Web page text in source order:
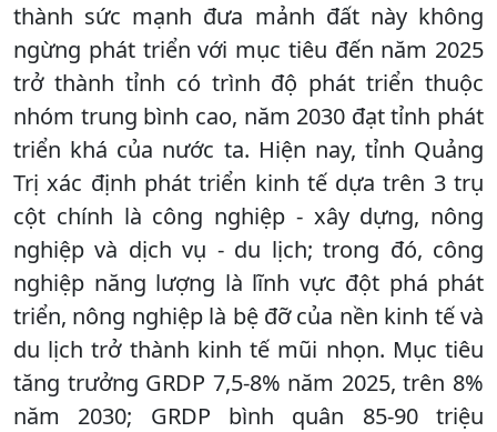
thành sức mạnh đưa mảnh đất này không
ngừng phát triển với mục tiêu đến năm 2025
trở thành tỉnh có trình độ phát triển thuộc
nhóm trung bình cao, năm 2030 đạt tỉnh phát
triển khá của nước ta. Hiện nay, tỉnh Quảng
Trị xác định phát triển kinh tế dựa trên 3 trụ
cột chính là công nghiệp - xây dựng, nông
nghiệp và dịch vụ - du lịch; trong đó, công
nghiệp năng lượng là lĩnh vực đột phá phát
triển, nông nghiệp là bệ đỡ của nền kinh tế và
du lịch trở thành kinh tế mũi nhọn. Mục tiêu
tăng trưởng GRDP 7,5-8% năm 2025, trên 8%
năm 2030; GRDP bình quân 85-90 triệu